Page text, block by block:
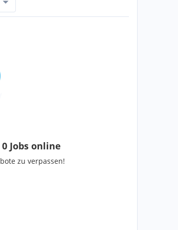
Jobs online
zu verpassen!